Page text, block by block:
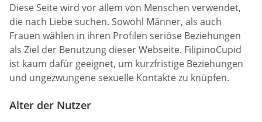
Diese Seite wird vor allem von Menschen verwendet,
die nach Liebe suchen. Sowohl Männer, als auch
Frauen wählen in ihren Profilen seriöse Beziehungen
als Ziel der Benutzung dieser Webseite. FilipinoCupid
ist kaum dafür geeignet, um kurzfristige Beziehungen
und ungezwungene sexuelle Kontakte zu knüpfen.
Alter der Nutzer